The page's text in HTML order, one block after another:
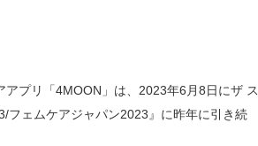
プリ「4MOON」は、2023年6月8日にザ ス
フェムケアジャパン2023』に昨年に引き続